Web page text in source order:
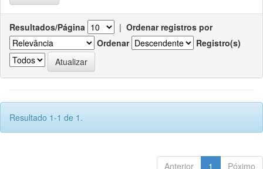
Resultados/Página | Ordenar registros por
Ordenar
Registro(s)
Resultado 1-1 de 1.
Anterior 1 Póximo